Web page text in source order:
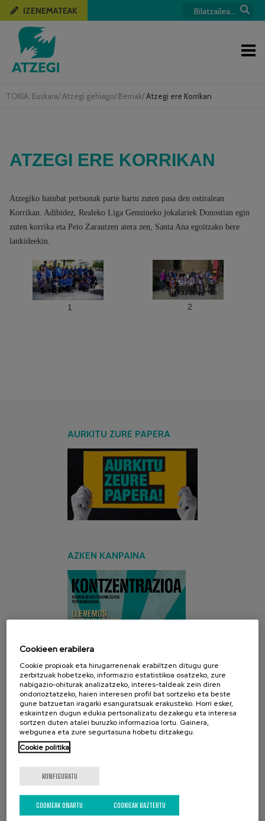
TOKIA: Euskara/ Atzegi gehiago/ Berriak/Atzegi ere Korrikan
IZENEMATEAK
ATZEGI ERE KORRIKAN
Atzegiko hainbat pertsonak parte hartu zuten pasa den ostiralean
Korrikan. Adibidez, Realeko Liga Genuineko jokalariek Donostian egin
zuten korrika eta Peio Zarautzen atera zen, Santa Ana egoitzako bere
lankideekin.
1 2
AURKITU ZURE PAPERA
AZKEN KANPAINA
SARE SOZIALAK
Cookieen erabilera
Cookie propioak eta hirugarrenenak erabiltzen ditugu gure
zerbitzuak hobetzeko, informazio estatistikoa osatzeko, zure
nabigazio-ohiturak analizatzeko, interes-taldeak zein diren
ondorioztatzeko, haien interesen profil bat sortzeko eta beste
gune batzuetan iragarki esanguratsuak erakusteko. Horri esker,
eskaintzen dugun edukia pertsonalizatu dezakegu eta interesa
sortzen duten atalei buruzko informazioa lortu. Gainera,
webgunea eta zure segurtasuna hobetu ditzakegu.
Cookie politika
KONFIGURATU
COOKIEAK BAZTERTU
COOKIEAK ONARTU